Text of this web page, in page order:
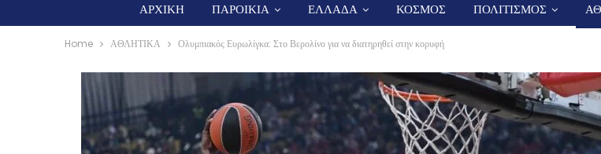
ΑΡΧΙΚΗ ΠΑΡΟΙΚΙΑ ΕΛΛΑΔΑ ΚΟΣΜΟΣ ΠΟΛΙΤΙΣΜΟΣ
Home ΑΘΛΗΤΙΚΑ Ολυμπιακός Ευρωλίγκα: Στο Βερολίνο για να διατηρηθεί στην κορυφή